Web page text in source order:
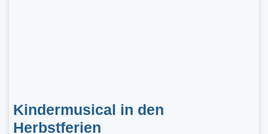
Kindermusical in den
Herbstferien